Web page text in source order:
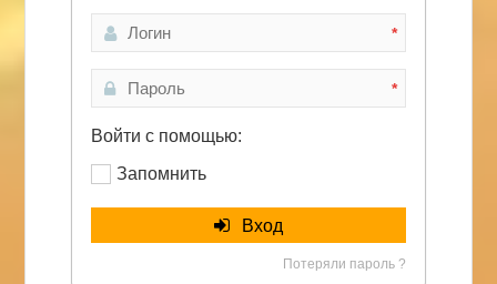
*
*
Войти с помощью:
Запомнить
Вход
Потеряли пароль ?